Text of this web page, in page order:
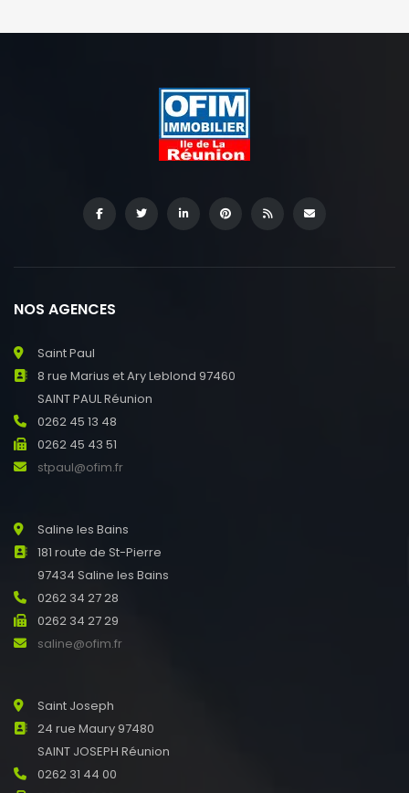
NOS AGENCES
Saint Paul
8 rue Marius et Ary Leblond 97460
SAINT PAUL Réunion
0262 45 13 48
0262 45 43 51
stpaul@ofim.fr
Saline les Bains
181 route de St-Pierre
97434 Saline les Bains
0262 34 27 28
0262 34 27 29
saline@ofim.fr
Saint Joseph
24 rue Maury 97480
SAINT JOSEPH Réunion
0262 31 44 00